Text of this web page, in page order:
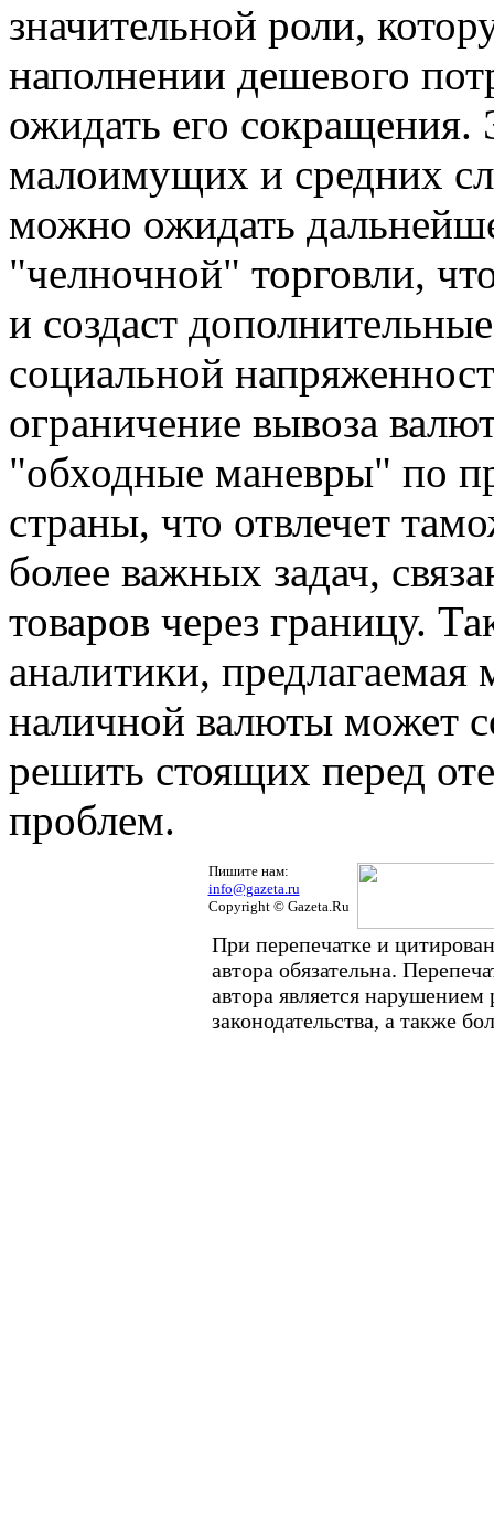
значительной роли,
наполнении дешевого
ожидать его сокращения.
малоимущих и средних
можно ожидать
"челночной" торговли,
и создаст
социальной
ограничение вывоза
"обходные маневры" по
страны, что отвлечет
более важных задач,
товаров через границу.
аналитики,
наличной валюты может
решить стоящих перед
проблем.
Пишите нам:
info@gazeta.ru
Copyright © Gazeta.Ru
При перепечатке и
автора обязательна.
автора является
законодательства, а также